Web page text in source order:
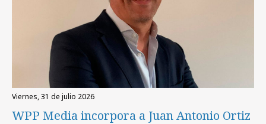
viernes, 31 de julio 2026
WPP Media incorpora a Juan Antonio Ortiz